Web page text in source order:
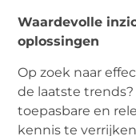
Waardevolle
oplossingen
Op zoek naar
de laatste
toepasbare en
kennis te